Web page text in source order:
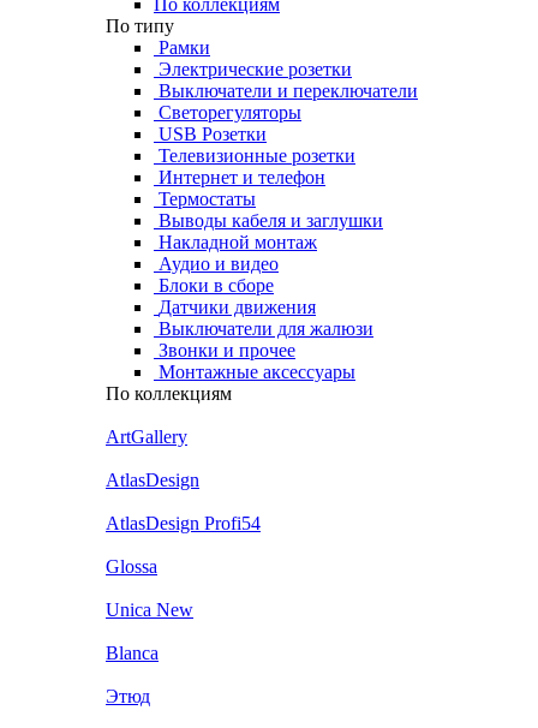
По коллекциям
По типу
Рамки
Электрические розетки
Выключатели и переключатели
Светорегуляторы
USB Розетки
Телевизионные розетки
Интернет и телефон
Термостаты
Выводы кабеля и заглушки
Накладной монтаж
Аудио и видео
Блоки в сборе
Датчики движения
Выключатели для жалюзи
Звонки и прочее
Монтажные аксессуары
По коллекциям
ArtGallery
AtlasDesign
AtlasDesign Profi54
Glossa
Unica New
Blanca
Этюд